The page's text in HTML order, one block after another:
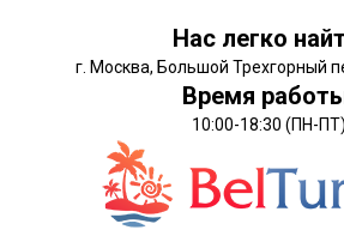
Нас легко
г. Москва, Большой Трехгорный
Время
10:00-18:30 (ПН-ПТ)